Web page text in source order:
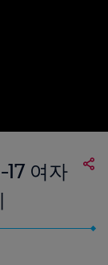
17 여자